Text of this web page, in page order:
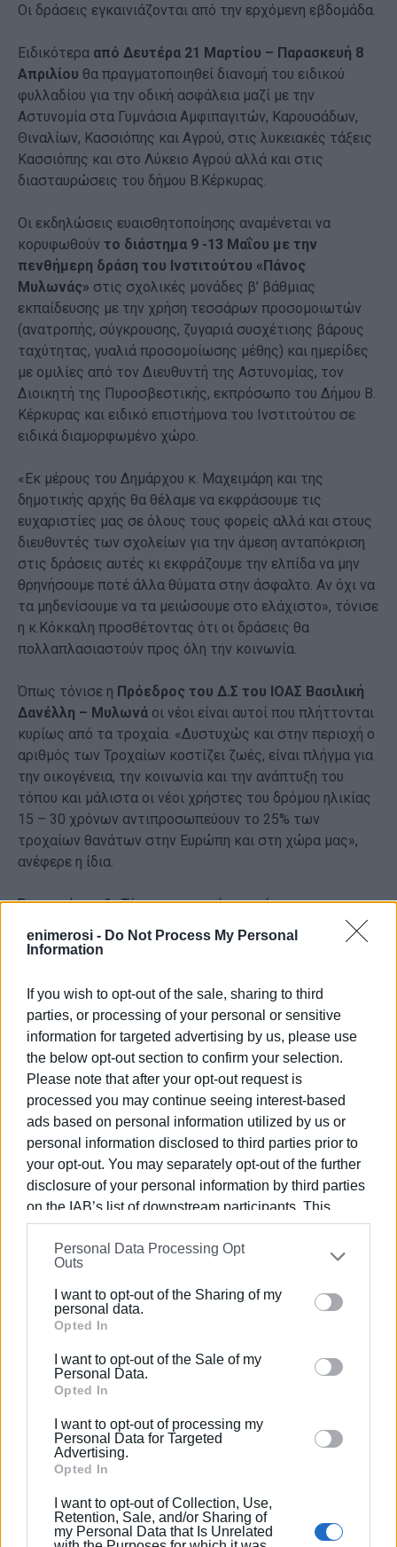
enimerosi - Do Not Process My Personal
Information
If you wish to opt-out of the sale, sharing to third
parties, or processing of your personal or sensitive
information for targeted advertising by us, please use
the below opt-out section to confirm your selection.
Please note that after your opt-out request is
processed you may continue seeing interest-based
ads based on personal information utilized by us or
personal information disclosed to third parties prior to
your opt-out. You may separately opt-out of the further
disclosure of your personal information by third parties
on the IAB’s list of downstream participants. This
information may also be disclosed by us to third parties
on theIAB’s List of Downstream Participants
that may
further disclose it to other third parties.
Please note that this website/app uses one or more
Google services and may gather and store information
behaviour. You may click to grant or deny consent to
Google and its third-party tags to use your data for
section.
Personal Data Processing Opt
Outs
I want to opt-out of the Sharing of my
personal data.
Opted In
I want to opt-out of the Sale of my
Personal Data.
Opted In
I want to opt-out of processing my
Personal Data for Targeted
Advertising.
Opted In
I want to opt-out of Collection, Use,
Retention, Sale, and/or Sharing of
my Personal Data that Is Unrelated
Οι δράσεις εγκαινιάζονται από την ερχόμενη εβδομάδα.
Ειδικότερα από Δευτέρα 21 Μαρτίου – Παρασκευή 8
Απριλίου θα πραγματοποιηθεί διανομή του ειδικού
φυλλαδίου για την οδική ασφάλεια μαζί με την
Αστυνομία στα Γυμνάσια Αμφιπαγιτών, Καρουσάδων,
Θιναλίων, Κασσιόπης και Αγρού, στις λυκειακές τάξεις
Κασσιόπης και στο Λύκειο Αγρού αλλά και στις
διασταυρώσεις του δήμου Β.Κέρκυρας.
Οι εκδηλώσεις ευαισθητοποίησης αναμένεται να
κορυφωθούν το διάστημα 9 -13 Μαΐου με την
πενθήμερη δράση του Ινστιτούτου «Πάνος
Μυλωνάς» στις σχολικές μονάδες β’ βάθμιας
εκπαίδευσης με την χρήση τεσσάρων προσομοιωτών
(ανατροπής, σύγκρουσης, ζυγαριά συσχέτισης βάρους
ταχύτητας, γυαλιά προσομοίωσης μέθης) και ημερίδες
με ομιλίες από τον Διευθυντή της Αστυνομίας, τον
Διοικητή της Πυροσβεστικής, εκπρόσωπο του Δήμου Β.
Κέρκυρας και ειδικό επιστήμονα του Ινστιτούτου σε
ειδικά διαμορφωμένο χώρο.
«Εκ μέρους του Δημάρχου κ. Μαχειμάρη και της
δημοτικής αρχής θα θέλαμε να εκφράσουμε τις
ευχαριστίες μας σε όλους τους φορείς αλλά και στους
διευθυντές των σχολείων για την άμεση ανταπόκριση
στις δράσεις αυτές κι εκφράζουμε την ελπίδα να μην
θρηνήσουμε ποτέ άλλα θύματα στην άσφαλτο. Αν όχι να
τα μηδενίσουμε να τα μειώσουμε στο ελάχιστο», τόνισε
η κ.Κόκκαλη προσθέτοντας ότι οι δράσεις θα
πολλαπλασιαστούν προς όλη την κοινωνία.
Όπως τόνισε η Πρόεδρος του Δ.Σ του ΙΟΑΣ Βασιλική
Δανέλλη – Μυλωνά οι νέοι είναι αυτοί που πλήττονται
κυρίως από τα τροχαία. «Δυστυχώς και στην περιοχή ο
αριθμός των Τροχαίων κοστίζει ζωές, είναι πλήγμα για
την οικογένεια, την κοινωνία και την ανάπτυξη του
τόπου και μάλιστα οι νέοι χρήστες του δρόμου ηλικίας
15 – 30 χρόνων αντιπροσωπεύουν το 25% των
τροχαίων θανάτων στην Ευρώπη και στη χώρα μας»,
ανέφερε η ίδια.
Στη συνέντευξη Τύπου συμμετείχαν επίσηςο
Περιφερειακός Διευθυντής Εκπαίδευσης Πέτρος
Αγγελόπουλος, ο Διοικητής της Πυροσβεστικής
της Αστυνομικής Διεύθυνσης Κέρκυρας Θεόφιλος
Μελεγγίδης.
Προτεραιότητα
Από την πλευρά του οΠεριφερειακός Διευθυντής
Εκπαίδευσης Ιονίων Νήσων Πέτρος Αγγελόπουλος
τόνισε ότι είναι υποχρέωση όλων των εμπλεκομένων
φορέων της εκπαίδευσης να συμβάλλουν στη σωστή
ενημέρωση και ευαισθητοποίηση των μαθητών σε
θέματα οδικής παιδείας και κυκλοφοριακής αγωγής. «Η
ασφάλεια των παιδιών και η πρόληψη των ατυχημάτων
θα πρέπει να αποτελεί τη βασική προτεραιότητας της
εκπαίδευσης, καθώς τα παιδιά είναι οι πιο ευπαθείς
χρήστες του οδικού δικτύου και εκτίθενται
περισσότερο σε κίνδυνο από τους ενήλικες», δήλωσε ο
88 διαλέξεις
Σύμφωνα με τον
Εκπρόσωπο Τύπου της Γενικής
Περιφερειακής Αστυνομικής Διεύθυνσης Ιονίων
Νήσων Θεόφιλο Μελεγγίδη
αστυνόμευση αποτελεί για την ΕΛΑΣ έναν από τους
βασικούς στόχους όσον αφορά τη στρατηγική
προτεραιότητα της ασφάλειας στην πόλη και στη χώρα
ευρύτερα και περιλαμβάνεται στο στρατηγικό και